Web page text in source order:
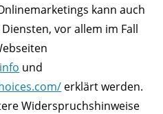
kann auch
vor allem im Fall
und
erklärt werden.
Widerspruchshinweise